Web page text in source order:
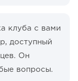
клуба с вами
доступный
Он
вопросы.